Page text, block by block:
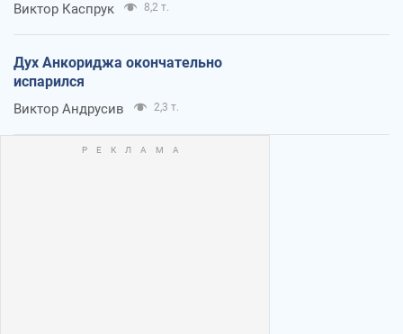
Виктор Каспрук 8,2 т.
Дух Анкориджа окончательно
испарился
Виктор Андрусив 2,3 т.